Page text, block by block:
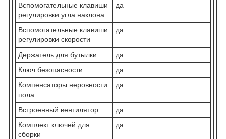
Вспомогательные клавиши
регулировки угла наклона
да
Вспомогательные клавиши
регулировки скорости
да
Держатель для бутылки
да
Ключ безопасности
да
Компенсаторы неровности
пола
да
Встроенный вентилятор
да
Комплект ключей для
сборки
да